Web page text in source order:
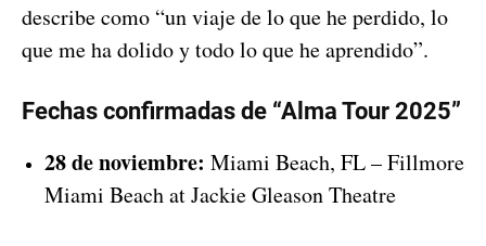
describe como “un viaje de lo que he perdido, lo
que me ha dolido y todo lo que he aprendido”.
Fechas confirmadas de “Alma Tour 2025”
28 de noviembre: Miami Beach, FL – Fillmore
Miami Beach at Jackie Gleason Theatre